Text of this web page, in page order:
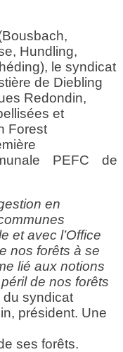
Hundling,
le syndicat
de Diebling
Redondin,
et
Forest
PEFC de
en
et avec l’Office
nos forêts à se
lié aux notions
de nos forêts
du syndicat
président. Une
ses forêts.